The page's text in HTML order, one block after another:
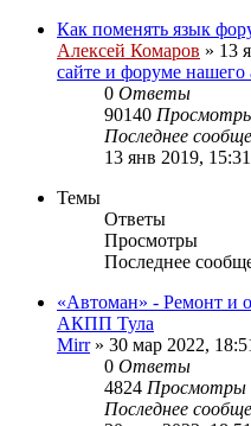
Как поменять язык
Алексей Комаров » 13
сайте и форуме нашего
0 Ответы
90140
Последнее
13 янв 2019, 15:31
Темы
Ответы
Просмотры
Последнее
«Автоман» - Ремонт и
АКПП Тула
Mirr» 30 мар 2022,
0 Ответы
4824 Просмотры
Последнее